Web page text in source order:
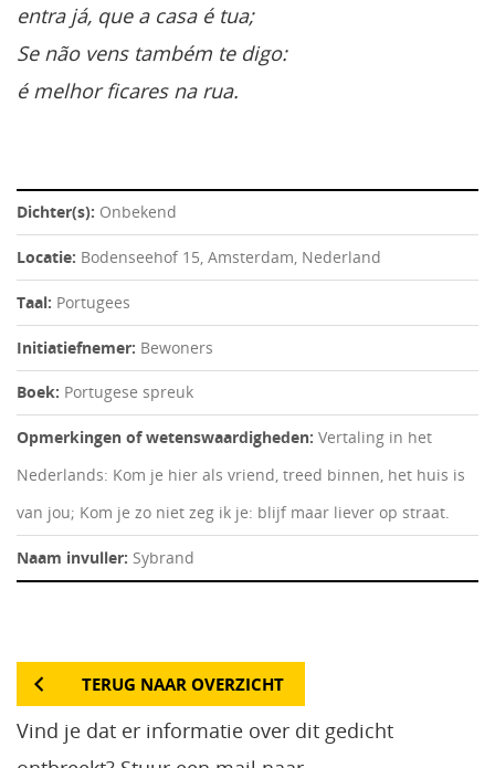
entra já, que a casa é tua;
Se não vens também te digo:
é melhor ficares na rua.
Dichter(s): Onbekend
Locatie: Bodenseehof 15, Amsterdam, Nederland
Taal: Portugees
Initiatiefnemer: Bewoners
Boek: Portugese spreuk
Opmerkingen of wetenswaardigheden: Vertaling in het
Nederlands: Kom je hier als vriend, treed binnen, het huis is
van jou; Kom je zo niet zeg ik je: blijf maar liever op straat.
Naam invuller: Sybrand
TERUG NAAR OVERZICHT
Vind je dat er informatie over dit gedicht